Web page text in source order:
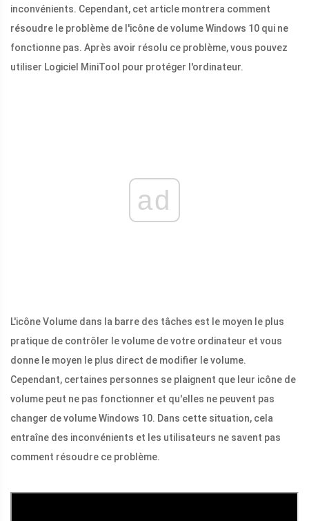
inconvénients. Cependant, cet article montrera comment
résoudre le problème de l'icône de volume Windows 10 qui ne
fonctionne pas. Après avoir résolu ce problème, vous pouvez
utiliser Logiciel MiniTool pour protéger l'ordinateur.
ad
L'icône Volume dans la barre des tâches est le moyen le plus
pratique de contrôler le volume de votre ordinateur et vous
donne le moyen le plus direct de modifier le volume.
Cependant, certaines personnes se plaignent que leur icône de
volume peut ne pas fonctionner et qu'elles ne peuvent pas
changer de volume Windows 10. Dans cette situation, cela
entraîne des inconvénients et les utilisateurs ne savent pas
comment résoudre ce problème.